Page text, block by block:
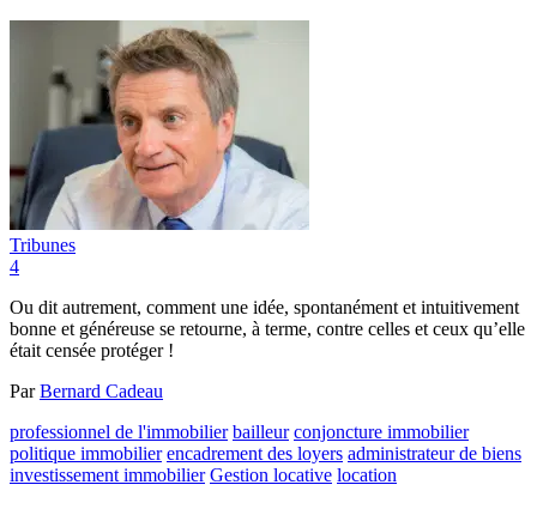
Tribunes
4
Ou dit autrement, comment une idée, spontanément et intuitivement
bonne et généreuse se retourne, à terme, contre celles et ceux qu’elle
était censée protéger !
ParBernard Cadeau
professionnel de l'immobilier bailleur conjoncture immobilier
politique immobilier encadrement des loyers administrateur de biens
investissement immobilier Gestion locative location